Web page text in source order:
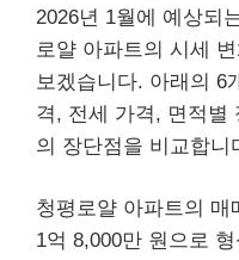
2026년 1월에 예상되
로얄 아파트의 시세
보겠습니다. 아래의 6
격, 전세 가격, 면적별
의 장단점을 비교합니
청평로얄 아파트의 매
1억 8,000만 원으로